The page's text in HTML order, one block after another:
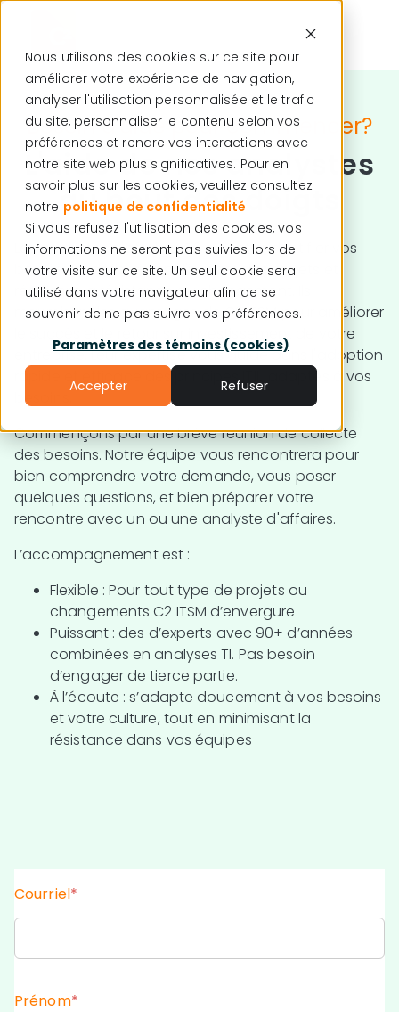
Nous utilisons des cookies sur ce site pour
améliorer votre expérience de navigation,
analyser l'utilisation personnalisée et le trafic
du site, personnaliser le contenu selon vos
préférences et rendre vos interactions avec
notre site web plus significatives. Pour en
savoir plus sur les cookies, veuillez consultez
notre politique de confidentialité
Si vous refusez l'utilisation des cookies, vos
informations ne seront pas suivies lors de
votre visite sur ce site. Un seul cookie sera
utilisé dans votre navigateur afin de se
souvenir de ne pas suivre vos préférences.
Paramètres des témoins (cookies)
Accepter Refuser
Français
Besoin d'aide pour commencer?
L'aide de nos analystes
au bout des doigts
Les analystes d'affaires C2 aident à identifier vos
besoins et défis, gèrent l'impact des projets et
réduisent la résistance au changement. Ils
maximisent les avantages de C2 ITSM pour améliorer
le succès et le retour sur investissement de votre
entreprise. Leur expertise vous guide dans l'adoption
rapide et efficace des principes ITIL, adaptés à vos
besoins.
Commençons par une brève réunion de collecte
des besoins. Notre équipe vous rencontrera pour
bien comprendre votre demande, vous poser
quelques questions, et bien préparer votre
rencontre avec un ou une analyste d'affaires.
L’accompagnement est :
Flexible : Pour tout type de projets ou
changements C2 ITSM d’envergure
Puissant : des d’experts avec 90+ d’années
combinées en analyses TI. Pas besoin
d’engager de tierce partie.
À l’écoute : s’adapte doucement à vos besoins
et votre culture, tout en minimisant la
résistance dans vos équipes
Courriel*
Prénom*